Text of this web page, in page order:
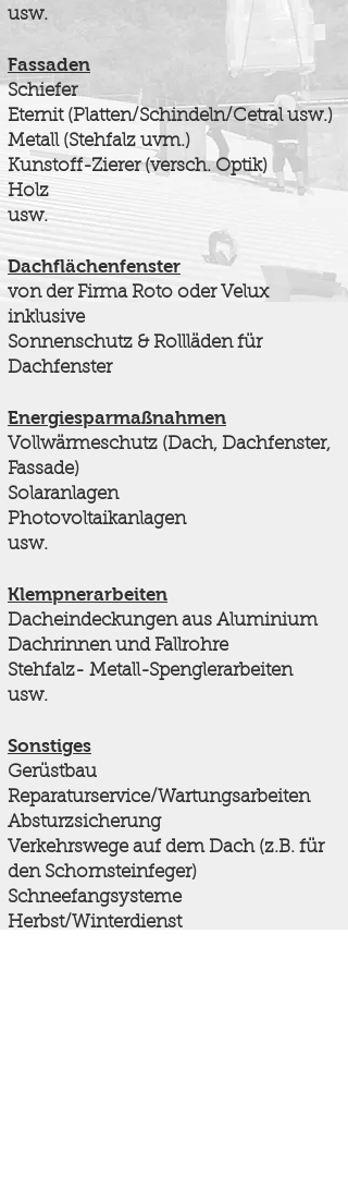
usw.
Fassaden
Schiefer
Eternit (Platten/Schindeln/Cetral usw.)
Metall (Stehfalz uvm.)
Kunstoff-Zierer (versch. Optik)
Holz
usw.
Dachflächenfenster
von der Firma Roto oder Velux
inklusive
Sonnenschutz & Rollläden für
Dachfenster
Energiesparmaßnahmen
Vollwärmeschutz (Dach, Dachfenster,
Fassade)
Solaranlagen
Photovoltaikanlagen
usw.
Klempnerarbeiten
Dacheindeckungen aus Aluminium
Dachrinnen und Fallrohre
Stehfalz- Metall-Spenglerarbeiten
usw.
Sonstiges
Gerüstbau
Reparaturservice/Wartungsarbeiten
Absturzsicherung
Verkehrswege auf dem Dach (z.B. für
den Schornsteinfeger)
Schneefangsysteme
Herbst/Winterdienst